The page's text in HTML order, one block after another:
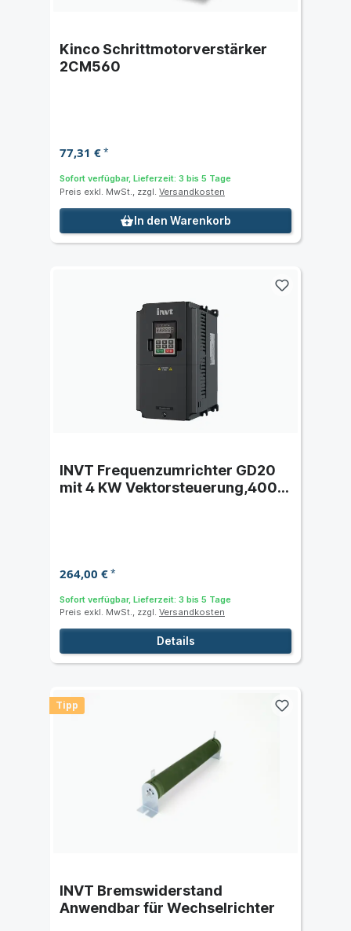
Kinco Schrittmotorverstärker
2CM560
77,31 €*
Sofort verfügbar, Lieferzeit: 3 bis 5 Tage
Preis exkl. MwSt., zzgl. Versandkosten
In den Warenkorb
INVT Frequenzumrichter GD20
mit 4 KW Vektorsteuerung,400 V
264,00 €*
Sofort verfügbar, Lieferzeit: 3 bis 5 Tage
Preis exkl. MwSt., zzgl. Versandkosten
Details
Tipp
INVT Bremswiderstand
Anwendbar für Wechselrichter